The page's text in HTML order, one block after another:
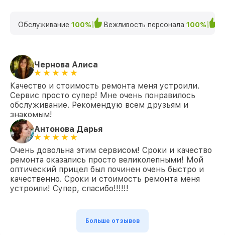
Обслуживание 100% Вежливость персонала 100%
Чернова Алиса
Качество и стоимость ремонта меня устроили.
Сервис просто супер! Мне очень понравилось
обслуживание. Рекомендую всем друзьям и
знакомым!
Антонова Дарья
Очень довольна этим сервисом! Сроки и качество
ремонта оказались просто великолепными! Мой
оптический прицел был починен очень быстро и
качественно. Сроки и стоимость ремонта меня
устроили! Супер, спасибо!!!!!!
Больше отзывов